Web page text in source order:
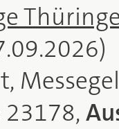
23178,